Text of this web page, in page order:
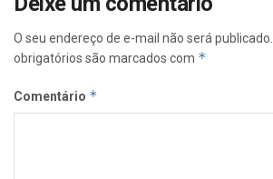
O seu endereço de e-mail não será publicado.
obrigatórios são marcados com *
Comentário *